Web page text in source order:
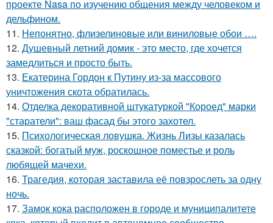
проекте Nasa по изучению общения между человеком и
дельфином.
11. Непонятно, флизелиновые или виниловые обои ….
12. Душевный летний домик - это место, где хочется
замедлиться и просто быть.
13. Екатерина Гордон к Путину из-за массового
уничтожения скота обратилась.
14. Отделка декоративной штукатуркой "Короед" марки
"старатели": ваш фасад бы этого захотел.
15. Психологическая ловушка. Жизнь Лизы казалась
сказкой: богатый муж, роскошное поместье и роль
любящей мачехи.
16. Трагедия, которая заставила её повзрослеть за одну
ночь.
17. Замок кока расположен в городе и муниципалитете